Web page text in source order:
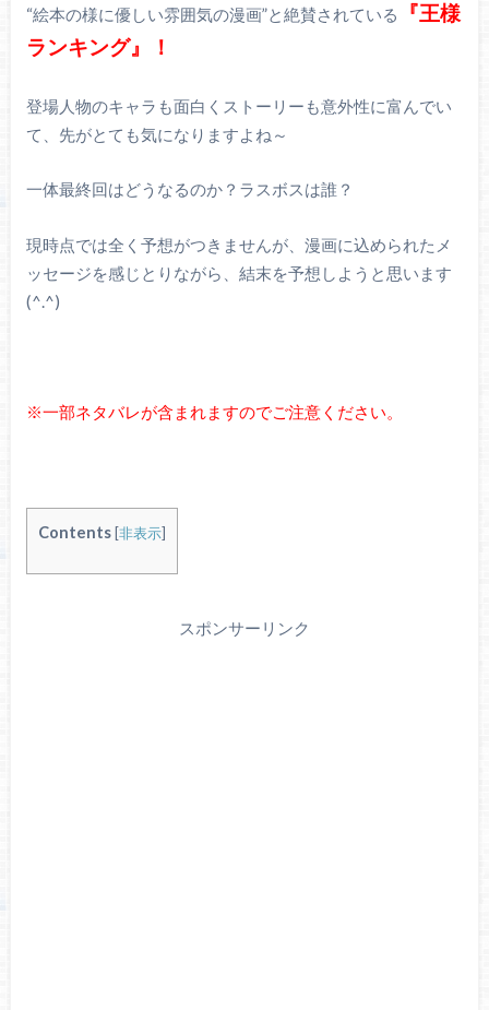
“絵本の様に優しい雰囲気の漫画”と絶賛されている
『王様
ランキング』！
登場人物のキャラも面白くストーリーも意外性に富んでい
て、先がとても気になりますよね～
一体最終回はどうなるのか？ラスボスは誰？
現時点では全く予想がつきませんが、漫画に込められたメ
ッセージを感じとりながら、結末を予想しようと思います
(^.^)
※一部ネタバレが含まれますのでご注意ください。
Contents [非表示]
スポンサーリンク